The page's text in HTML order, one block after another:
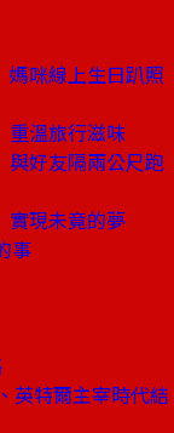
咪線上生日趴照
溫旅行滋味
好友隔兩公尺跑
現未竟的夢
事
英特爾主宰時代結